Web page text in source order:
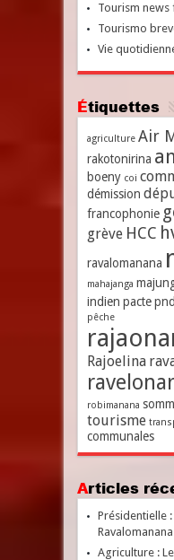
Tourism news
Tourismo
Vie
Étiquettes
agriculture Air
rakotonirina
boeny coi
démission
francophonie
grève HCC
ravalomanana
mahajanga
indien pacte pnd
pêche
Rajoelina
robimanana
tourisme
communales
Articles
Présidentielle
Agriculture :